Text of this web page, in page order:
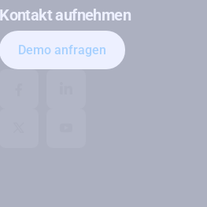
Kontakt aufnehmen
Demo anfragen